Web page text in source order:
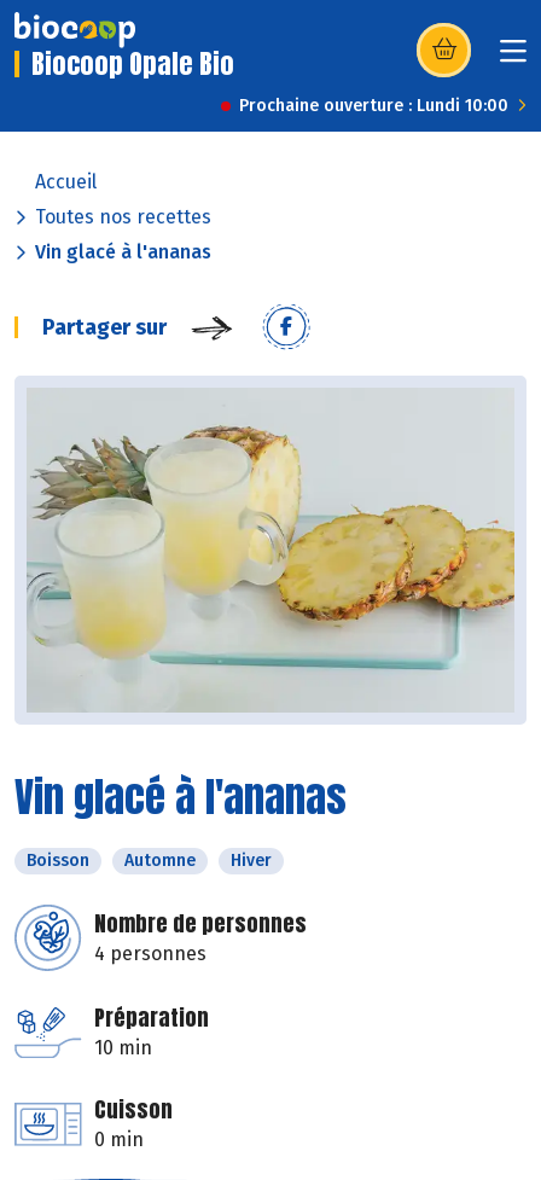
Biocoop Opale Bio (s’ouvre dans
Prochaine ouverture : Lundi 10:00
Accueil
Toutes nos recettes
Vin glacé à l'ananas
Partager sur
Vin glacé à l'ananas
Boisson Automne Hiver
Nombre de personnes
4 personnes
Préparation
10 min
Cuisson
0 min